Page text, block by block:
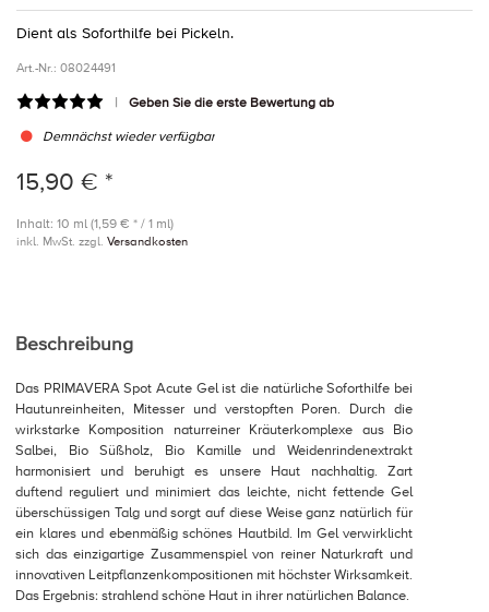
Dient als Soforthilfe bei Pickeln.
Art.-Nr.: 08024491
Geben Sie die erste Bewertung ab
Demnächst wieder verfügbar
15,90 € *
Inhalt: 10 ml (1,59 € * / 1 ml)
inkl. MwSt. zzgl. Versandkosten
Beschreibung
Das PRIMAVERA Spot Acute Gel ist die natürliche Soforthilfe bei
Hautunreinheiten, Mitesser und verstopften Poren. Durch die
wirkstarke Komposition naturreiner Kräuterkomplexe aus Bio
Salbei, Bio Süßholz, Bio Kamille und Weidenrindenextrakt
harmonisiert und beruhigt es unsere Haut nachhaltig. Zart
duftend reguliert und minimiert das leichte, nicht fettende Gel
überschüssigen Talg und sorgt auf diese Weise ganz natürlich für
ein klares und ebenmäßig schönes Hautbild. Im Gel verwirklicht
sich das einzigartige Zusammenspiel von reiner Naturkraft und
innovativen Leitpflanzenkompositionen mit höchster Wirksamkeit.
Das Ergebnis: strahlend schöne Haut in ihrer natürlichen Balance.